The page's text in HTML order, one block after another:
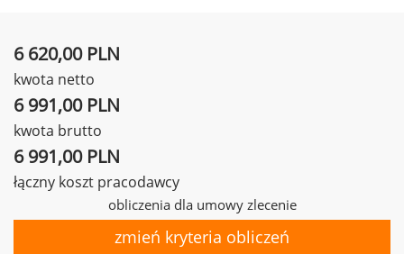
6 620,00 PLN
kwota netto
6 991,00 PLN
kwota brutto
6 991,00 PLN
łączny koszt pracodawcy
obliczenia dla umowy zlecenie
zmień kryteria obliczeń